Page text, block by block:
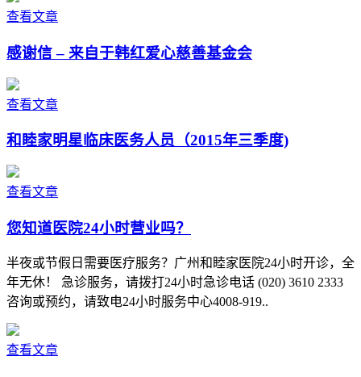
查看文章
感谢信 – 来自于韩红爱心慈善基金会
查看文章
和睦家明星临床医务人员（2015年三季度)
查看文章
您知道医院24小时营业吗？
半夜或节假日需要医疗服务？广州和睦家医院24小时开诊，全
年无休！ 急诊服务，请拨打24小时急诊电话 (020) 3610 2333
咨询或预约，请致电24小时服务中心4008-919..
查看文章